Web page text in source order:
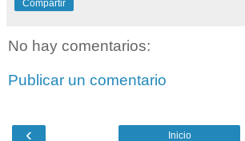
Compartir
No hay comentarios:
Publicar un comentario
‹ Inicio